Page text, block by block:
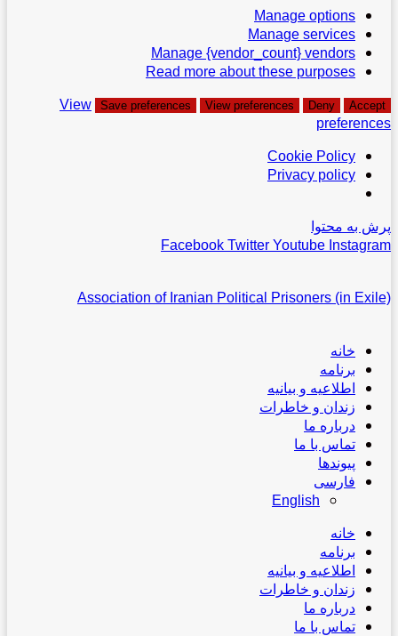
Manage options
Manage services
Manage {vendor_count} vendors
Read more about these purposes
Accept
Deny
View preferences
Save preferences
View
preferences
Cookie Policy
Privacy policy
پرش به محتوا
Facebook Twitter Youtube Instagram
Association of Iranian Political Prisoners (in Exile)
خانه
برنامه
اطلاعیه و بیانیه
زندان و خاطرات
درباره ما
تماس با ما
پیوندها
فارسی
English
خانه
برنامه
اطلاعیه و بیانیه
زندان و خاطرات
درباره ما
تماس با ما